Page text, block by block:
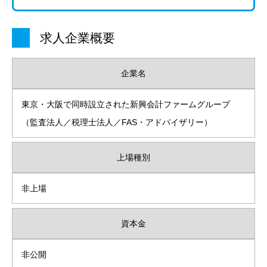
求人企業概要
企業名
東京・大阪で同時設立された新興会計ファームグループ
（監査法人／税理士法人／FAS・アドバイザリー）
上場種別
非上場
資本金
非公開